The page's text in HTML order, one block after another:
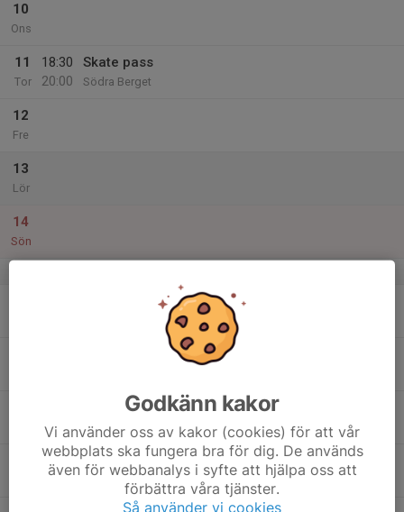
10
Ons
11
Tor
18:30
20:00
Skate pass
Södra Berget
12
Fre
13
Lör
14
Sön
18:00
19:00
förberedelse bruks
Bruksvallarna
Godkänn kakor
Vi använder oss av kakor (cookies) för att vår
webbplats ska fungera bra för dig. De används
även för webbanalys i syfte att hjälpa oss att
förbättra våra tjänster.
Så använder vi cookies